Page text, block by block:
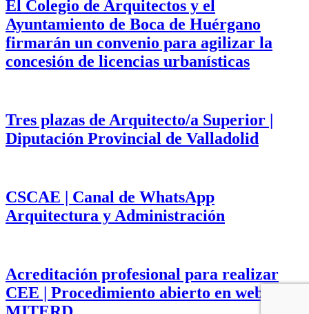
El Colegio de Arquitectos y el
Ayuntamiento de Boca de Huérgano
firmarán un convenio para agilizar la
concesión de licencias urbanísticas
Tres plazas de Arquitecto/a Superior |
Diputación Provincial de Valladolid
CSCAE | Canal de WhatsApp
Arquitectura y Administración
Acreditación profesional para realizar
CEE | Procedimiento abierto en web del